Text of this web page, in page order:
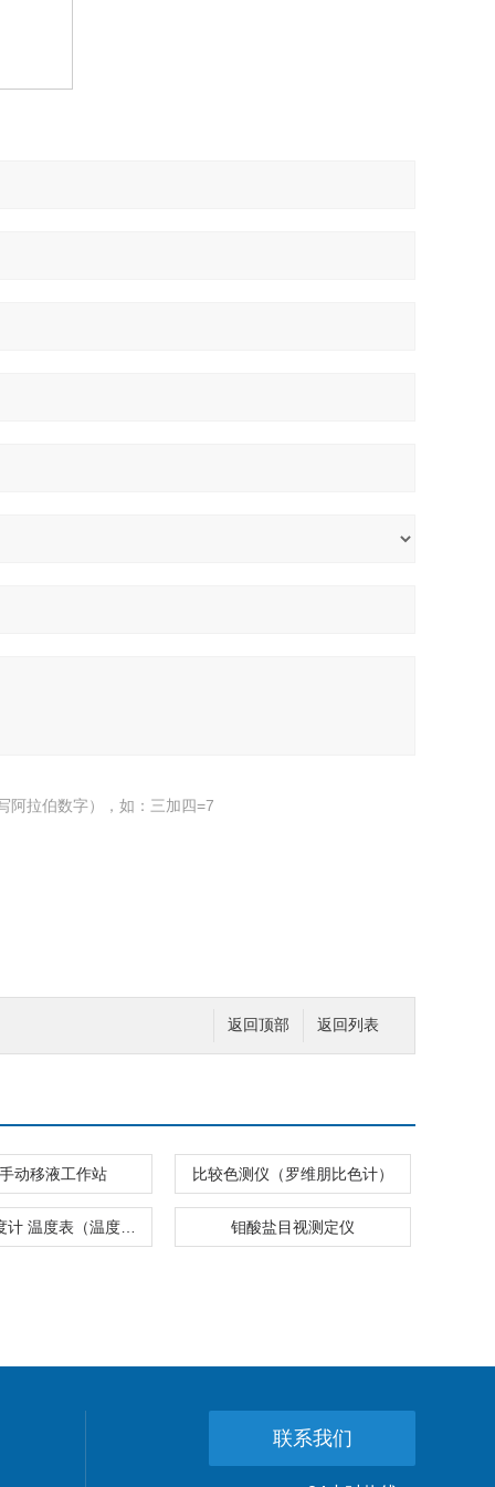
阿拉伯数字），如：三加四=7
返回列表
返回顶部
动移液工作站 比较色测仪（罗维朋比色计）
钼酸盐目视测定仪
联系我们